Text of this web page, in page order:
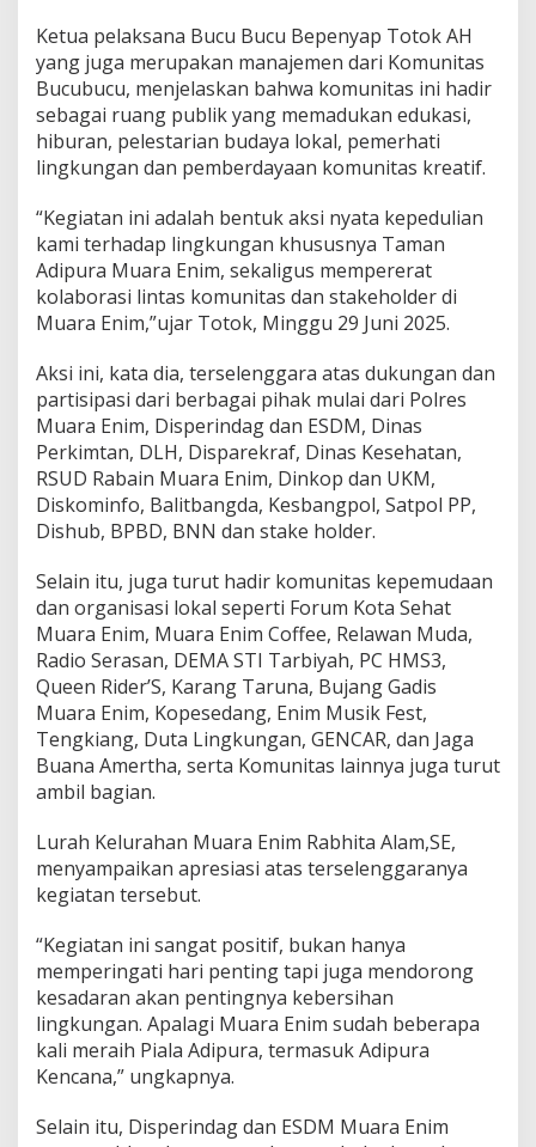
l
a
r
A
k
s
i
e
r
s
i
h
d
i
a
m
a
n
A
d
i
p
r
a
Ketua pelaksana Bucu Bucu Bepenyap Totok AH
yang juga merupakan manajemen dari Komunitas
Bucubucu, menjelaskan bahwa komunitas ini hadir
sebagai ruang publik yang memadukan edukasi,
hiburan, pelestarian budaya lokal, pemerhati
lingkungan dan pemberdayaan komunitas kreatif.
“Kegiatan ini adalah bentuk aksi nyata kepedulian
kami terhadap lingkungan khususnya Taman
Adipura Muara Enim, sekaligus mempererat
kolaborasi lintas komunitas dan stakeholder di
Muara Enim,”ujar Totok, Minggu 29 Juni 2025.
Aksi ini, kata dia, terselenggara atas dukungan dan
partisipasi dari berbagai pihak mulai dari Polres
Muara Enim, Disperindag dan ESDM, Dinas
Perkimtan, DLH, Disparekraf, Dinas Kesehatan,
RSUD Rabain Muara Enim, Dinkop dan UKM,
Diskominfo, Balitbangda, Kesbangpol, Satpol PP,
Dishub, BPBD, BNN dan stake holder.
Selain itu, juga turut hadir komunitas kepemudaan
dan organisasi lokal seperti Forum Kota Sehat
Muara Enim, Muara Enim Coffee, Relawan Muda,
Radio Serasan, DEMA STI Tarbiyah, PC HMS3,
Queen Rider’S, Karang Taruna, Bujang Gadis
Muara Enim, Kopesedang, Enim Musik Fest,
Tengkiang, Duta Lingkungan, GENCAR, dan Jaga
Buana Amertha, serta Komunitas lainnya juga turut
ambil bagian.
Lurah Kelurahan Muara Enim Rabhita Alam,SE,
menyampaikan apresiasi atas terselenggaranya
kegiatan tersebut.
“Kegiatan ini sangat positif, bukan hanya
memperingati hari penting tapi juga mendorong
kesadaran akan pentingnya kebersihan
lingkungan. Apalagi Muara Enim sudah beberapa
kali meraih Piala Adipura, termasuk Adipura
Kencana,” ungkapnya.
Selain itu, Disperindag dan ESDM Muara Enim